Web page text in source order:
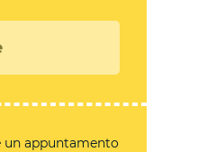
un appuntamento